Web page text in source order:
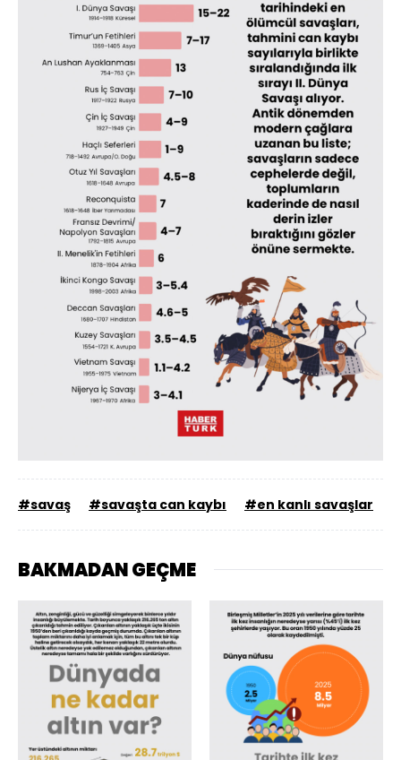
#savaş #savaşta can kaybı #en kanlı savaşlar
BAKMADAN GEÇME